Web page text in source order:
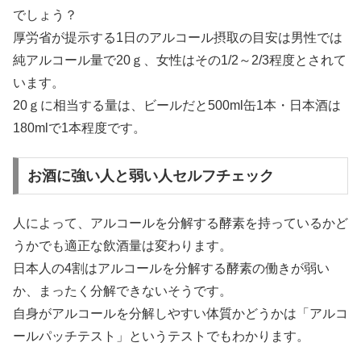
でしょう？
厚労省が提示する1日のアルコール摂取の目安は男性では
純アルコール量で20ｇ、女性はその1/2～2/3程度とされて
います。
20ｇに相当する量は、ビールだと500ml缶1本・日本酒は
180mlで1本程度です。
お酒に強い人と弱い人セルフチェック
人によって、アルコールを分解する酵素を持っているかど
うかでも適正な飲酒量は変わります。
日本人の4割はアルコールを分解する酵素の働きが弱い
か、まったく分解できないそうです。
自身がアルコールを分解しやすい体質かどうかは「アルコ
ールパッチテスト」というテストでもわかります。